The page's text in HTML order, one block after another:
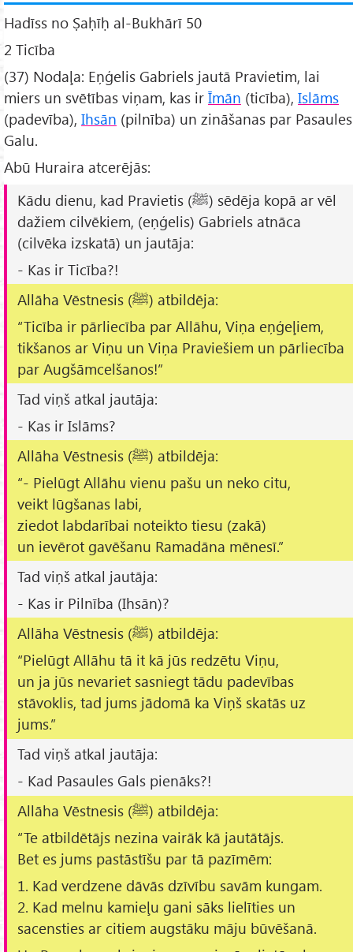
Hadīss no Ṣaḥīḥ al-Bukhārī 50
2 Ticība
(37) Nodaļa: Eņģelis Gabriels jautā Pravietim, lai
miers un svētības viņam, kas ir Īmān (ticība), Islāms
(padevība), Ihsān (pilnība) un zināšanas par Pasaules
Galu.
Abū Huraira atcerējās:
Kādu dienu, kad Pravietis (ﷺ) sēdēja kopā ar vēl
dažiem cilvēkiem, (eņģelis) Gabriels atnāca
(cilvēka izskatā) un jautāja:
- Kas ir Ticība?!
Allāha Vēstnesis (ﷺ) atbildēja:
“Ticība ir pārliecība par Allāhu, Viņa eņģeļiem,
tikšanos ar Viņu un Viņa Praviešiem un pārliecība
par Augšāmcelšanos!”
Tad viņš atkal jautāja:
- Kas ir Islāms?
Allāha Vēstnesis (ﷺ) atbildēja:
“- Pielūgt Allāhu vienu pašu un neko citu,
veikt lūgšanas labi,
ziedot labdarībai noteikto tiesu (zakā)
un ievērot gavēšanu Ramadāna mēnesī.”
Tad viņš atkal jautāja:
- Kas ir Pilnība (Ihsān)?
Allāha Vēstnesis (ﷺ) atbildēja:
“Pielūgt Allāhu tā it kā jūs redzētu Viņu,
un ja jūs nevariet sasniegt tādu padevības
stāvoklis, tad jums jādomā ka Viņš skatās uz
jums.”
Tad viņš atkal jautāja:
- Kad Pasaules Gals pienāks?!
Allāha Vēstnesis (ﷺ) atbildēja:
“Te atbildētājs nezina vairāk kā jautātājs.
Bet es jums pastāstīšu par tā pazīmēm:
1. Kad verdzene dāvās dzīvību savām kungam.
2. Kad melnu kamieļu gani sāks lielīties un
sacensties ar citiem augstāku māju būvēšanā.